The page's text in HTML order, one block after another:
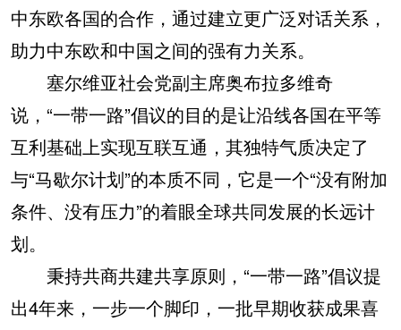
中东欧各国的合作，通过建立更广泛对话关系，
助力中东欧和中国之间的强有力关系。
塞尔维亚社会党副主席奥布拉多维奇
说，“一带一路”倡议的目的是让沿线各国在平等
互利基础上实现互联互通，其独特气质决定了
与“马歇尔计划”的本质不同，它是一个“没有附加
条件、没有压力”的着眼全球共同发展的长远计
划。
秉持共商共建共享原则，“一带一路”倡议提
出4年来，一步一个脚印，一批早期收获成果喜